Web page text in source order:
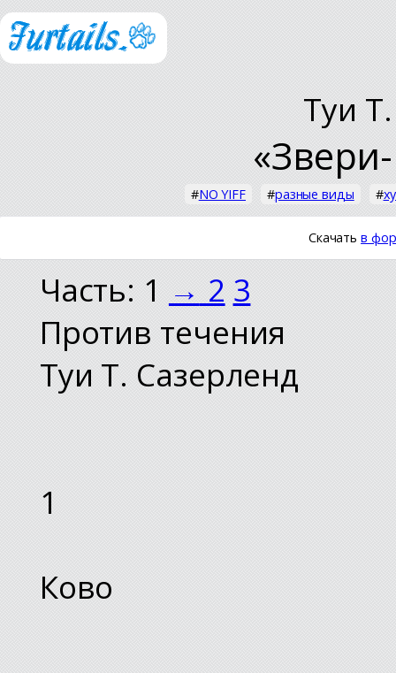
Туи
#NO YIFF #разные виды #
Скачатьв
Часть: 1 → 2 3
Против течения
Туи Т. Сазерленд
1
Ково